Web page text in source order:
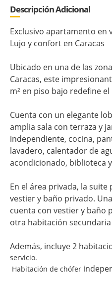
Descripción Adicional
Exclusivo apartamento en
Lujo y confort en Caracas
Ubicado en una de las
Caracas, este
m² en piso bajo redefine
Cuenta con un elegante
amplia sala con terraza y
independiente, cocina,
lavadero, calentador de
acondicionado, biblioteca
En el área privada, la
vestier y baño privado.
cuenta con vestier y baño
otra habitación
Además, incluye 2
servicio.
Habitación de chófer